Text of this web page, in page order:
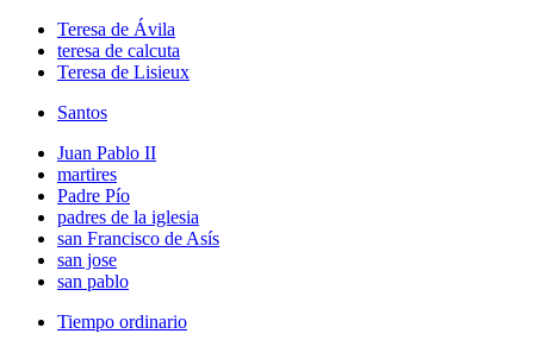
Teresa de Ávila
teresa de calcuta
Teresa de Lisieux
Santos
Juan Pablo II
martires
Padre Pío
padres de la iglesia
san Francisco de Asís
san jose
san pablo
Tiempo ordinario